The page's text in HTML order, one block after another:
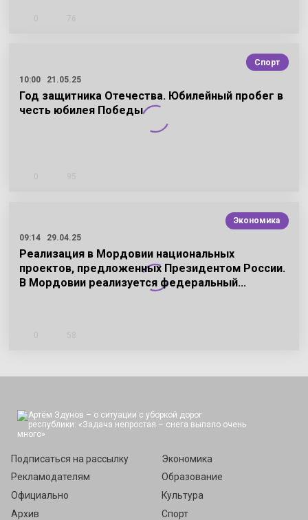
Спорт
10:00
21.05.25
Год защитника Отечества. Юбилейный пробег в
честь юбилея Победы
Экономика
09:14
29.04.25
Реализация в Мордовии национальных
проектов, предложенных Президентом России.
В Мордовии реализуется федеральный…
Подписаться на рассылку
Рекламодателям
Официально
Архив
Экономика
Образование
Культура
Спорт